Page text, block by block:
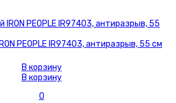
PEOPLE IR97403, антиразрыв, 55 см
В корзину
В корзину
0